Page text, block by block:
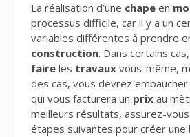
La réalisation d’une chape en
processus difficile, car il y a un
variables différentes à prendre
construction. Dans certains
faire les travaux vous-même,
des cas, vous devrez
qui vous facturera un prix au
meilleurs résultats, assurez-
étapes suivantes pour créer une